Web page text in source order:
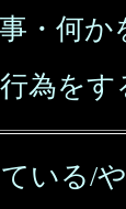
・何か
為をす
いる/